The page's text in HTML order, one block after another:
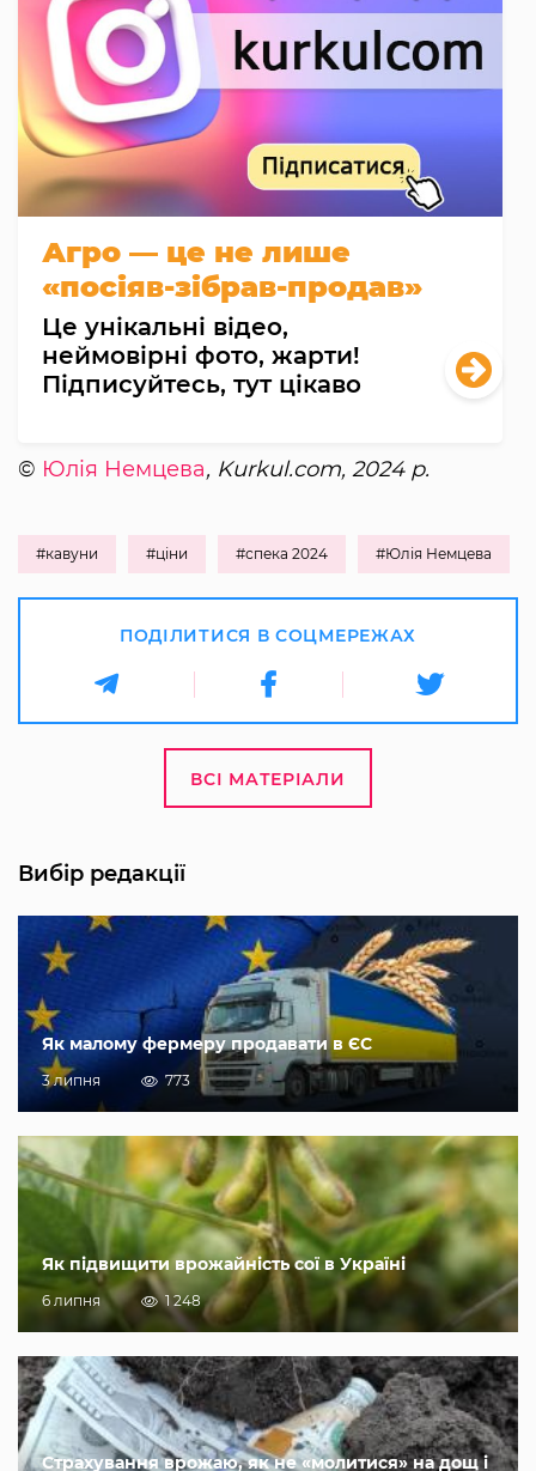
Агро — це не лише
«посіяв-зібрав-продав»
Це унікальні відео,
неймовірні фото, жарти!
Підписуйтесь, тут цікаво
© Юлія Немцева, Kurkul.com, 2024 р.
#кавуни #ціни #спека 2024 #Юлія Немцева
ПОДІЛИТИСЯ В СОЦМЕРЕЖАХ
ВСІ МАТЕРІАЛИ
Вибір редакції
Як малому фермеру продавати в ЄС
3 липня 773
Як підвищити врожайність сої в Україні
6 липня 1 248
Страхування врожаю, як не «молитися» на дощ і